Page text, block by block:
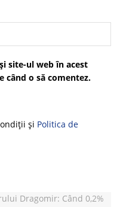
site-ul web în acest
când o să comentez.
și Politica de